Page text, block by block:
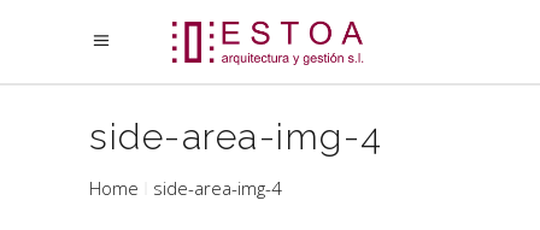
side-area-img-4
Home side-area-img-4